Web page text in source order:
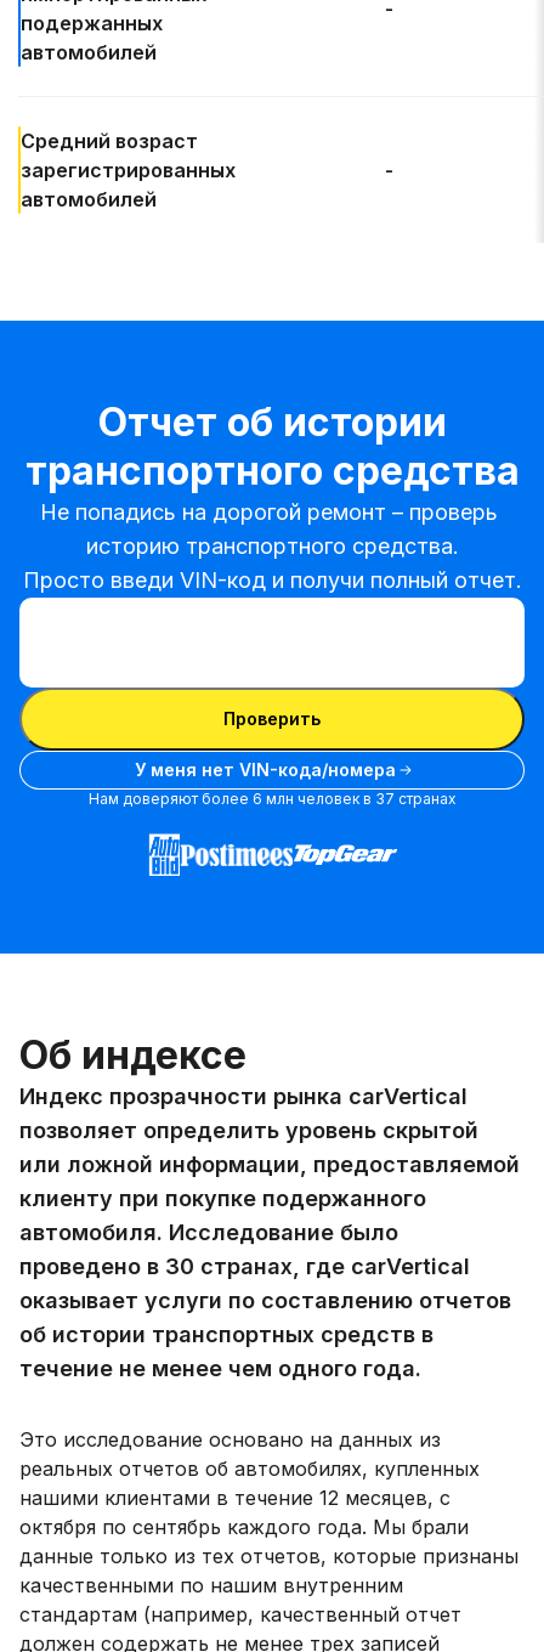
подержанных
автомобилей
-
Средний возраст
зарегистрированных
автомобилей
-
Отчет об истории
транспортного средства
Не попадись на дорогой ремонт – проверь
историю транспортного средства.
Просто введи VIN-код и получи полный отчет.
Ввести VIN-код
Ввести VIN-код
Проверить
У меня нет VIN-кода/номера
Нам доверяют более 6 млн человек в 37 странах
Об индексе
Индекс прозрачности рынка carVertical
позволяет определить уровень скрытой
или ложной информации, предоставляемой
клиенту при покупке подержанного
автомобиля. Исследование было
проведено в 30 странах, где carVertical
оказывает услуги по составлению отчетов
об истории транспортных средств в
течение не менее чем одного года.
Это исследование основано на данных из
реальных отчетов об автомобилях, купленных
нашими клиентами в течение 12 месяцев, с
октября по сентябрь каждого года. Мы брали
данные только из тех отчетов, которые признаны
качественными по нашим внутренним
стандартам (например, качественный отчет
должен содержать не менее трех записей